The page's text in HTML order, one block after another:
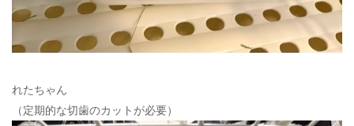
れたちゃん
（定期的な切歯のカットが必要）